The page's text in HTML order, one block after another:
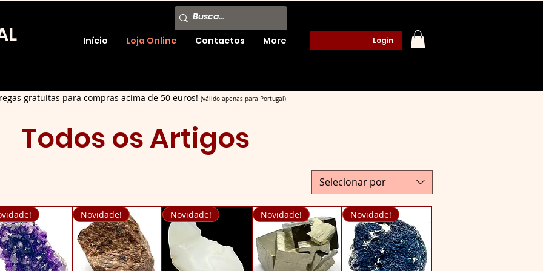
Início Loja Online Contactos More Login
gratuitas para compras acima de 50 euros! (válido apenas para Portugal)
Todos os Artigos
Selecionar por
Novidade! Novidade! Novidade! Novidade!